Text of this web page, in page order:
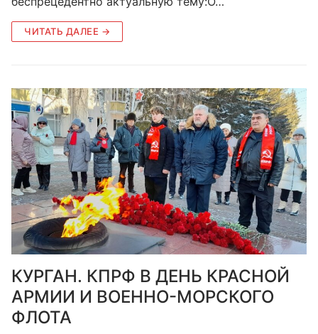
ЧИТАТЬ ДАЛЕЕ →
КУРГАН. КПРФ В ДЕНЬ КРАСНОЙ
АРМИИ И ВОЕННО-МОРСКОГО
ФЛОТА